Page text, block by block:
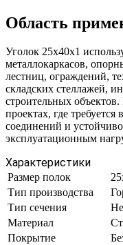
Область
Уголок 25х40х1
металлокаркасов,
лестниц, ограждений,
складских стеллажей,
строительных
проектах, где
соединений и
эксплуатационным
Характеристики
Размер полок
Тип производства
Тип сечения
Материал
Покрытие